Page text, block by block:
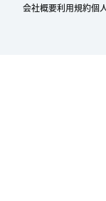
会社概要利用規約個